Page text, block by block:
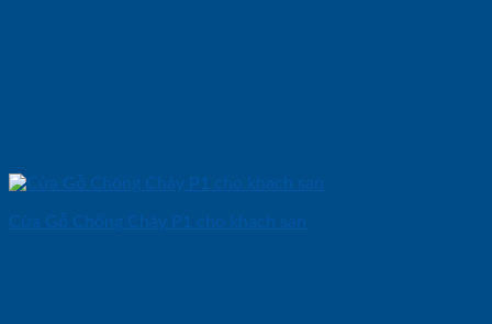
Cửa Gỗ Chống Cháy P1 cho khach san